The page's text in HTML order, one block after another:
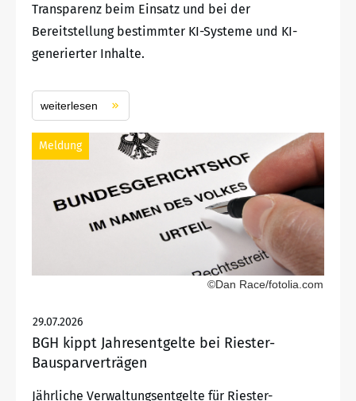
Transparenz beim Einsatz und bei der
Bereitstellung bestimmter KI-Systeme und KI-
generierter Inhalte.
weiterlesen
Meldung
©Dan Race/fotolia.com
29.07.2026
BGH kippt Jahresentgelte bei Riester-
Bausparverträgen
Jährliche Verwaltungsentgelte für Riester-